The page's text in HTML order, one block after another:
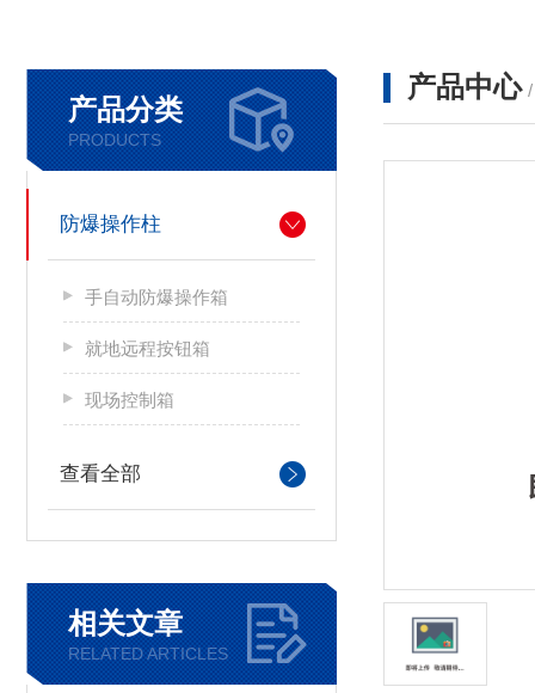
产品分类
PRODUCTS
防爆操作柱
手自动防爆操作箱
就地远程按钮箱
现场控制箱
查看全部
相关文章
RELATED ARTICLES
产品中心